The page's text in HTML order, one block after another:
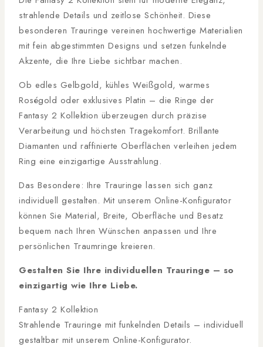
strahlende Details und zeitlose Schönheit. Diese
besonderen Trauringe vereinen hochwertige Materialien
mit fein abgestimmten Designs und setzen funkelnde
Akzente, die Ihre Liebe sichtbar machen.
Ob edles Gelbgold, kühles Weißgold, warmes
Roségold oder exklusives Platin – die Ringe der
Fantasy 2 Kollektion überzeugen durch präzise
Verarbeitung und höchsten Tragekomfort. Brillante
Diamanten und raffinierte Oberflächen verleihen jedem
Ring eine einzigartige Ausstrahlung.
Das Besondere: Ihre Trauringe lassen sich ganz
individuell gestalten. Mit unserem Online-Konfigurator
können Sie Material, Breite, Oberfläche und Besatz
bequem nach Ihren Wünschen anpassen und Ihre
persönlichen Traumringe kreieren.
Gestalten Sie Ihre individuellen Trauringe – so
einzigartig wie Ihre Liebe.
Fantasy 2 Kollektion
Strahlende Trauringe mit funkelnden Details – individuell
gestaltbar mit unserem Online-Konfigurator.